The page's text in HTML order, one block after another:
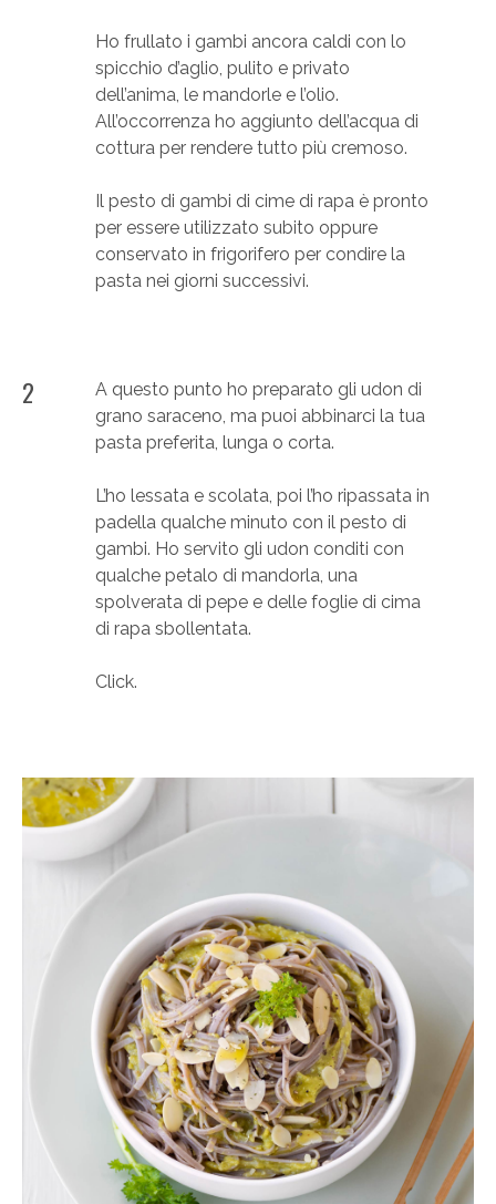
Ho frullato i gambi ancora caldi con lo
spicchio d’aglio, pulito e privato
dell’anima, le mandorle e l’olio.
All’occorrenza ho aggiunto dell’acqua di
cottura per rendere tutto più cremoso.
Il pesto di gambi di cime di rapa è pronto
per essere utilizzato subito oppure
conservato in frigorifero per condire la
pasta nei giorni successivi.
2
A questo punto ho preparato gli udon di
grano saraceno, ma puoi abbinarci la tua
pasta preferita, lunga o corta.
L’ho lessata e scolata, poi l’ho ripassata in
padella qualche minuto con il pesto di
gambi. Ho servito gli udon conditi con
qualche petalo di mandorla, una
spolverata di pepe e delle foglie di cima
di rapa sbollentata.
Click.